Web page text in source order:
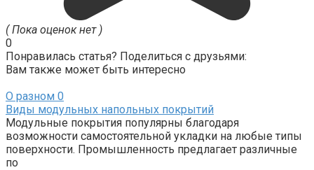
( Пока оценок нет )
0
Понравилась статья? Поделиться с друзьями:
Вам также может быть интересно
О разном 0
Виды модульных напольных покрытий
Модульные покрытия популярны благодаря
возможности самостоятельной укладки на любые типы
поверхности. Промышленность предлагает различные
по